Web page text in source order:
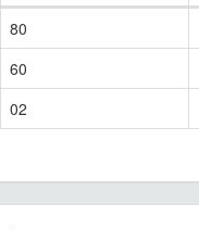
80
60
02